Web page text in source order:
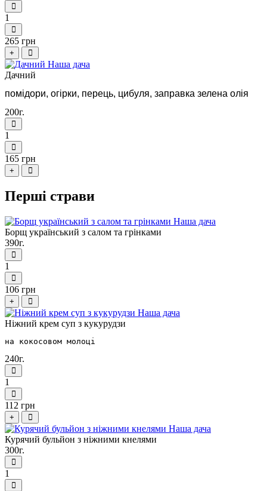
1
265 грн
+
Дачний
помідори, огірки, перець, цибуля, заправка зелена олія
200г.
1
165 грн
+
Перші страви
Борщ український з салом та грінками
390г.
1
106 грн
+
Ніжний крем суп з кукурудзи
на кокосовом молоці
240г.
1
112 грн
+
Курячий бульйон з ніжними кнелями
300г.
1